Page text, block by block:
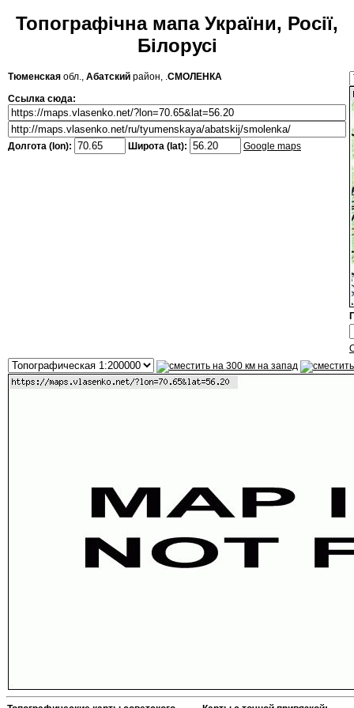
Топографічна мапа України, Росії,
Білорусі
Тюменская обл., Абатский район, .СМОЛЕНКА
Ссылка сюда:
Долгота (lon): Широта (lat): Google maps